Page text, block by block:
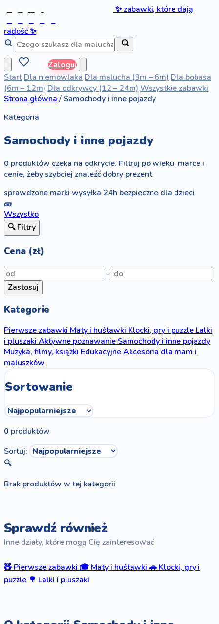
✨zabawki, które dają
radość✨
Zaloguj
Start Dla niemowlaka Dla malucha (3m – 6m) Dla bobasa
(6m – 12m) Dla odkrywcy (12 – 24m) Wszystkie zabawki
Strona główna / Samochody i inne pojazdy
Kategoria
Samochody i inne pojazdy
0 produktów czeka na odkrycie. Filtruj po wieku, marce i
cenie, żeby szybciej znaleźć dobry prezent.
sprawdzone marki wysyłka 24h bezpieczne dla dzieci
🧱
Wszystko
🔍 Filtry
Cena (zł)
–
Zastosuj
Kategorie
Pierwsze zabawkiMaty i huśtawkiKlocki, gry i puzzleLalki
i pluszakiAktywne poznawanieSamochody i inne pojazdy
Muzyka, filmy, książkiEdukacyjneAkcesoria dla mam i
maluszków
Sortowanie
0 produktów
Sortuj:
🔍
Brak produktów w tej kategorii
Sprawdź również
Inne działy, które mogą Cię zainteresować
🧸 Pierwsze zabawki 🎓 Maty i huśtawki 🚗 Klocki, gry i
puzzle 🌳 Lalki i pluszaki